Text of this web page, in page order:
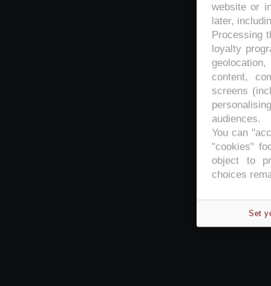
website or
later,
Processing
loyalty
content,
screens
audiences.
You can
"cookies"
object to
choices
Set